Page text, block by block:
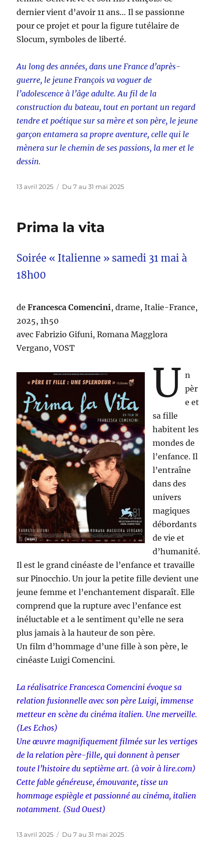
dernier vient d’avoir 11 ans… Il se passionne
pour ce projet et pour la figure tutélaire de
Slocum, symboles de liberté.
Au long des années, dans une France d’après-
guerre, le jeune François va voguer de
l’adolescence à l’âge adulte. Au fil de la
construction du bateau, tout en portant un regard
tendre et poétique sur sa mère et son père, le jeune
garçon entamera sa propre aventure, celle qui le
mènera sur le chemin de ses passions, la mer et le
dessin.
Publié
13 avril 2025 Catégories
Du 7 au 31 mai 2025
Prima la vita
Soirée « Italienne » samedi 31 mai à
18h00
deFrancesca Comencini, drame, Italie-France,
2025, 1h50
avec Fabrizio Gifuni, Romana Magglora
Vergano, VOST
U n
pèr
e et
sa fille
habitent les
mondes de
l’enfance. Il
l’entraîne
dans des
univers
magiques
débordants
de vie et
d’humanité.
Il est le grand cinéaste de l’enfance et travaille
sur Pinocchio. Un jour la petite fille devient une
jeune femme et l’enchantement disparaît. Elle
comprend que la rupture avec l’enfance est
inéluctable et a le sentiment qu’elle ne sera
plus jamais à la hauteur de son père.
Un film d’hommage d’une fille à son père, le
cinéaste Luigi Comencini.
La réalisatrice Francesca Comencini évoque sa
relation fusionnelle avec son père Luigi, immense
metteur en scène du cinéma italien. Une merveille.
(Les Echos)
Une œuvre magnifiquement filmée sur les vertiges
de la relation père-fille, qui donnent à penser
toute l’histoire du septième art. (à voir à lire.com)
Cette fable généreuse, émouvante, tisse un
hommage espiègle et passionné au cinéma, italien
notamment. (Sud Ouest)
Publié
13 avril 2025 Catégories
Du 7 au 31 mai 2025